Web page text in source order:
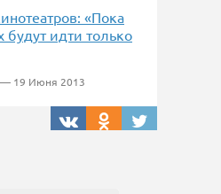
«Пока
будут идти только
— 19 Июня 2013